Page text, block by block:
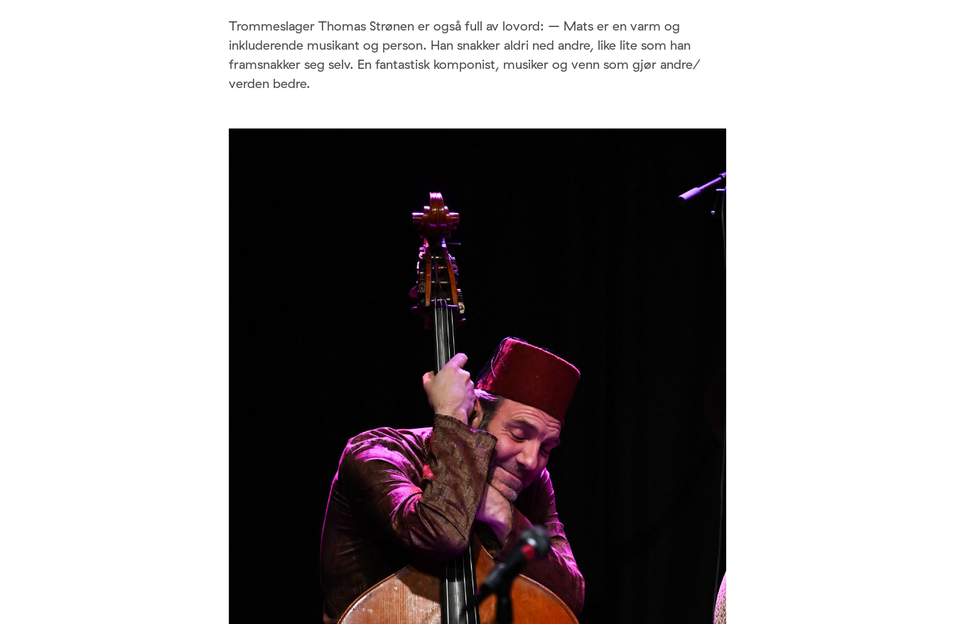
Trommeslager Thomas Strønen er også full av lovord: – Mats er en varm og
inkluderende musikant og person. Han snakker aldri ned andre, like lite som han
framsnakker seg selv. En fantastisk komponist, musiker og venn som gjør andre/
verden bedre.